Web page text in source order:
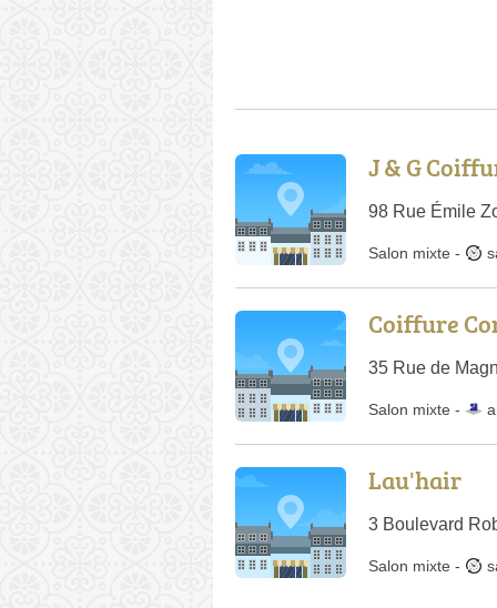
J & G
98 Rue Émile
Salon mixte -
Coiffure
35 Rue de
Salon mixte -
Lau'hair
3 Boulevard
Salon mixte -